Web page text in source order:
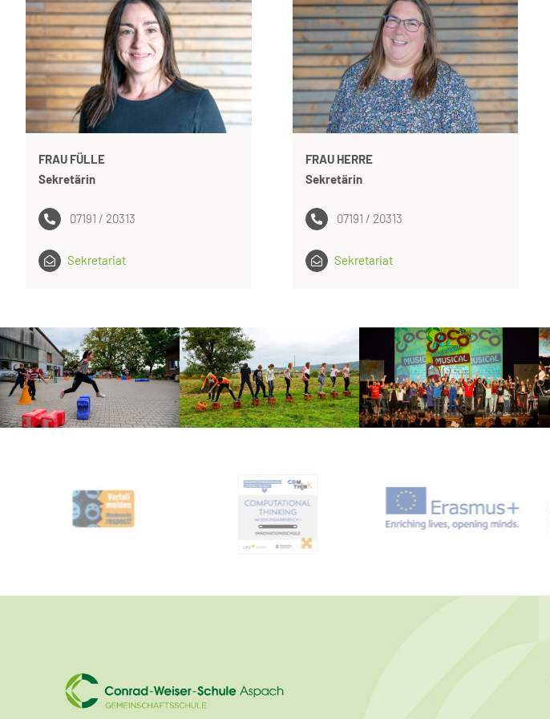
FRAU FÜLLE
Sekretärin
07191 / 20313
Sekretariat
FRAU HERRE
Sekretärin
07191 / 20313
Sekretariat